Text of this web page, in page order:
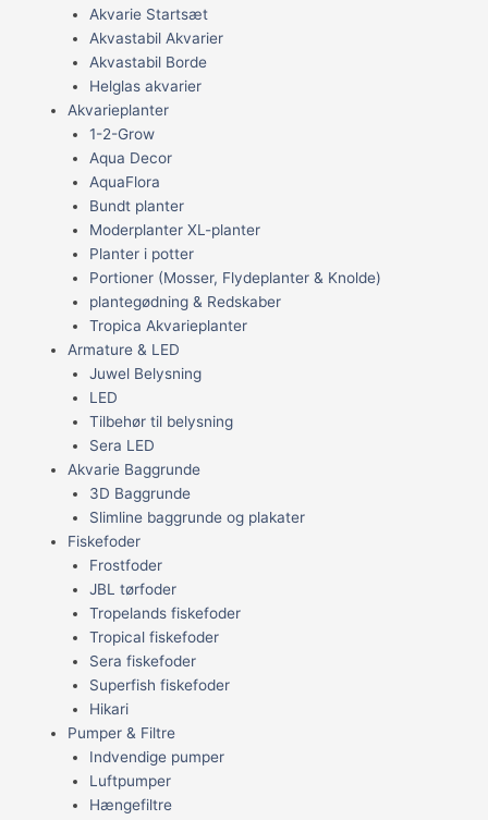
Akvarie Startsæt
Akvastabil Akvarier
Akvastabil Borde
Helglas akvarier
Akvarieplanter
1-2-Grow
Aqua Decor
AquaFlora
Bundt planter
Moderplanter XL-planter
Planter i potter
Portioner (Mosser, Flydeplanter & Knolde)
plantegødning & Redskaber
Tropica Akvarieplanter
Armature & LED
Juwel Belysning
LED
Tilbehør til belysning
Sera LED
Akvarie Baggrunde
3D Baggrunde
Slimline baggrunde og plakater
Fiskefoder
Frostfoder
JBL tørfoder
Tropelands fiskefoder
Tropical fiskefoder
Sera fiskefoder
Superfish fiskefoder
Hikari
Pumper & Filtre
Indvendige pumper
Luftpumper
Hængefiltre